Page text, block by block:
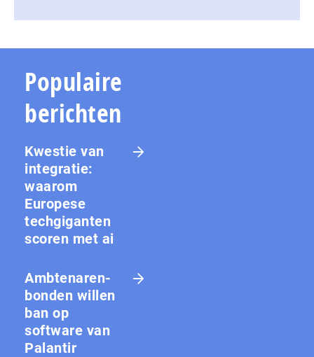
Populaire
berichten
Kwestie van
integratie:
waarom
Europese
techgiganten
scoren met ai
Amb­te­na­ren­
bon­den willen
ban op
software van
Palantir